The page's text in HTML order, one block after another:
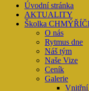
Úvodní stránka
AKTUALITY
Školka
O nás
Rytmus dne
Náš tým
Naše Vize
Ceník
Galerie
Vnitřní